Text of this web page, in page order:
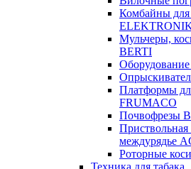
Комбайны для
Мульчеры,
BERTI
Платформы
FRUMACO
Почвофрезы
Приствольная
междурядье
Роторные
Техника для табака